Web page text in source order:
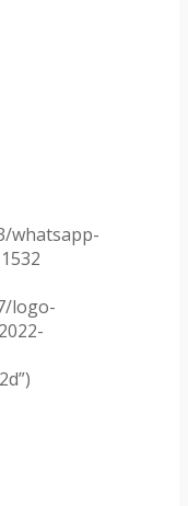
whatsapp-
1532
logo-
2022-